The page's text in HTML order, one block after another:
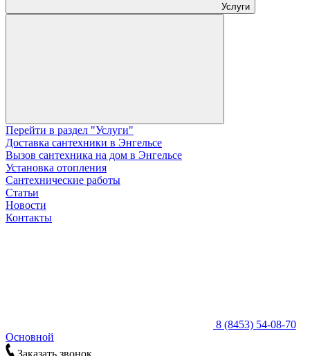
Услуги
Перейти в раздел "Услуги"
Доставка сантехники в Энгельсе
Вызов сантехника на дом в Энгельсе
Установка отопления
Сантехнические работы
Статьи
Новости
Контакты
8 (8453) 54-08-70
Основной
Заказать звонок